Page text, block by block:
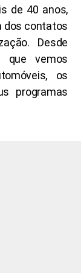
de 40 anos,
dos contatos
Desde
que vemos
os
programas